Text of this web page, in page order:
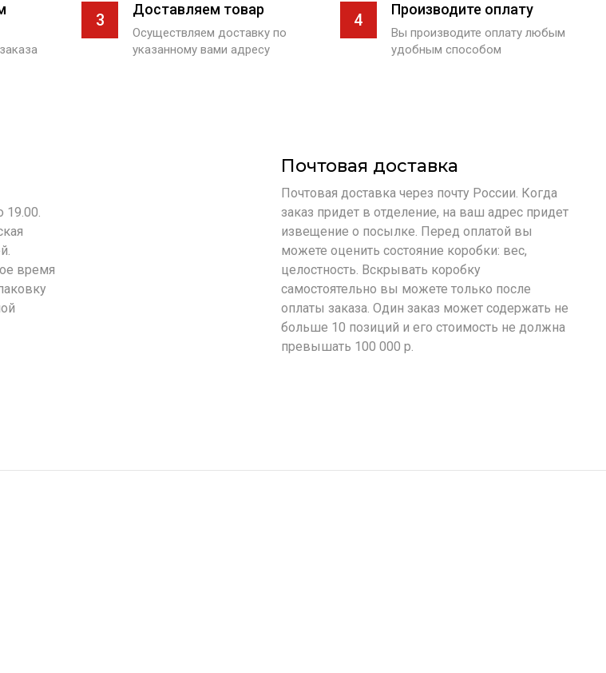
3
Доставляем товар
Осуществляем доставку по
указанному вами адресу
4
Производите оплату
Вы производите оплату любым
удобным способом
19.00.
время
Почтовая доставка
Почтовая доставка через почту России. Когда
заказ придет в отделение, на ваш адрес придет
извещение о посылке. Перед оплатой вы
можете оценить состояние коробки: вес,
целостность. Вскрывать коробку
самостоятельно вы можете только после
оплаты заказа. Один заказ может содержать не
больше 10 позиций и его стоимость не должна
превышать 100 000 р.